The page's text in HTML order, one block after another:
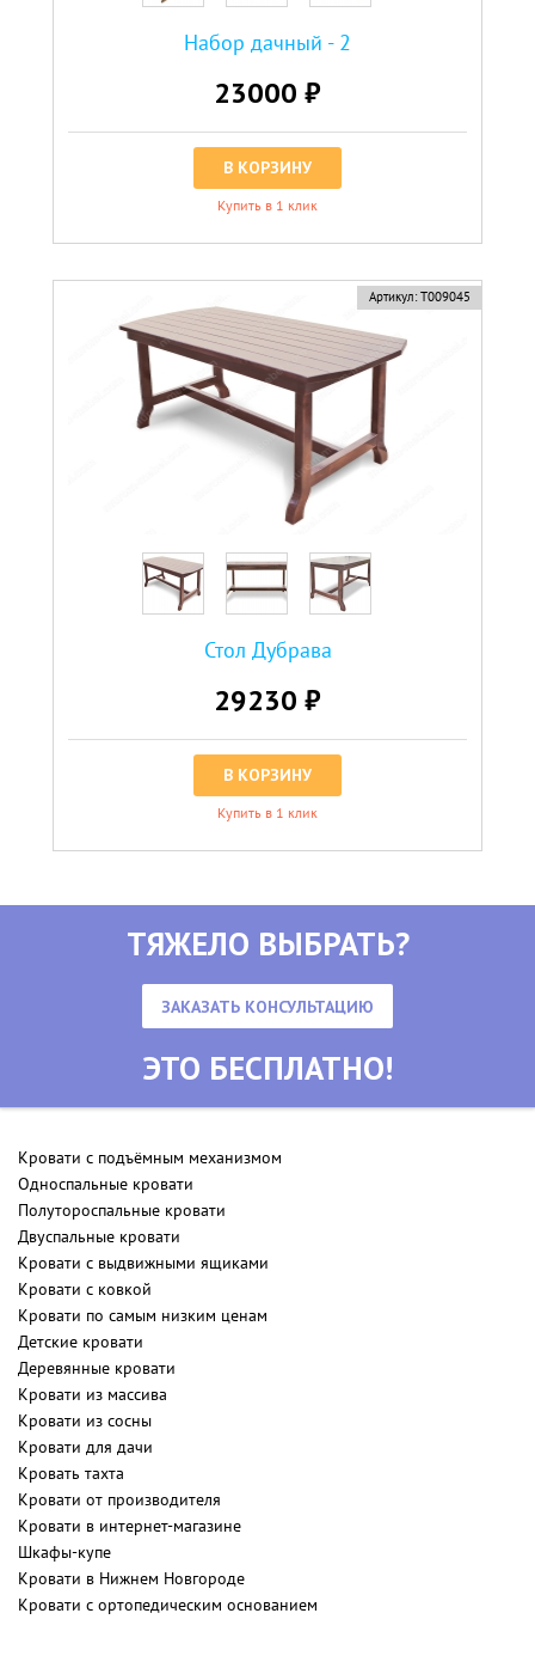
Набор дачный - 2
23000 ₽
В КОРЗИНУ
Купить в 1 клик
Артикул: Т009045
Стол Дубрава
29230 ₽
В КОРЗИНУ
Купить в 1 клик
ТЯЖЕЛО ВЫБРАТЬ?
ЗАКАЗАТЬ КОНСУЛЬТАЦИЮ
ЭТО БЕСПЛАТНО!
Кровати с подъёмным механизмом
Односпальные кровати
Полутороспальные кровати
Двуспальные кровати
Кровати с выдвижными ящиками
Кровати с ковкой
Кровати по самым низким ценам
Детские кровати
Деревянные кровати
Кровати из массива
Кровати из сосны
Кровати для дачи
Кровать тахта
Кровати от производителя
Кровати в интернет-магазине
Шкафы-купе
Кровати в Нижнем Новгороде
Кровати с ортопедическим основанием